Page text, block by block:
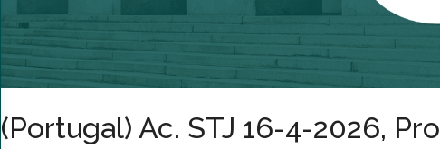
(Portugal) Ac. STJ 16-4-2026,